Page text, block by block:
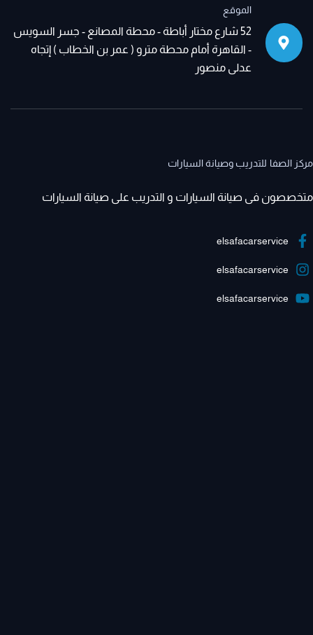
الموقع
52 شارع مختار أباطة - محطة المصانع - جسر السويس
- القاهرة أمام محطة مترو ( عمر بن الخطاب ) إتجاه
عدلى منصور
مركز الصفا للتدريب وصيانة السيارات
متخصصون فى صيانة السيارات و التدريب على صيانة السيارات
elsafacarservice
elsafacarservice
elsafacarservice